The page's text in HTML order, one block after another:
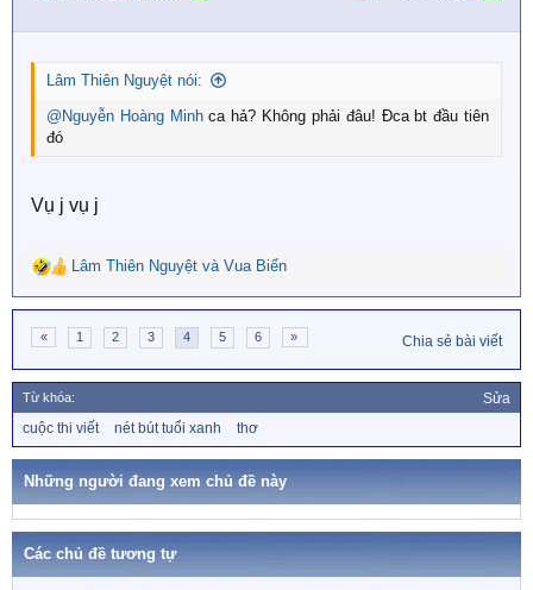
n
Lâm Thiên Nguyệt nói:
@Nguyễn Hoàng Minhca hả? Không phải đâu! Đca bt đầu tiên
đó
Vụ j vụ j
R
e
i
o
n
s
Lâm Thiên Nguyệt và Vua Biển
« 1 2 3 4 5 6 » Chia sẻ bài viết
Từ khóa: Sửa
ừ
k
cuộc thi viết nét bút tuổi xanh thơ
Những người đang xem chủ đề này
Các chủ đề tương tự